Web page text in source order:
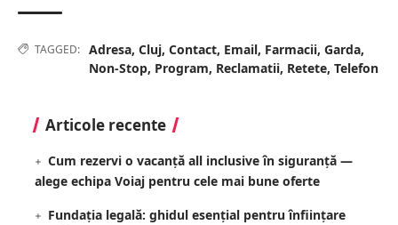
TAGGED: Adresa, Cluj, Contact, Email, Farmacii, Garda,
Non-Stop, Program, Reclamatii, Retete, Telefon
Articole recente
Cum rezervi o vacanță all inclusive în siguranță —
alege echipa Voiaj pentru cele mai bune oferte
Fundația legală: ghidul esențial pentru înființare